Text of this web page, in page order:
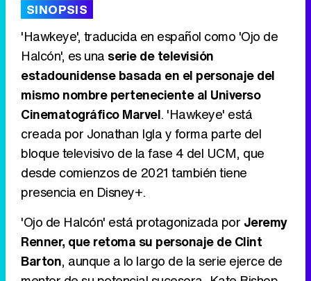
Tráiler de '33 días', la nueva serie de Atresplayer con Julián Villagrán y José Manuel Poga
SINOPSIS
'Hawkeye', traducida en español como 'Ojo de
Halcón', es una serie de televisión
estadounidense basada en el personaje del
mismo nombre perteneciente al Universo
Cinematográfico Marvel. 'Hawkeye' está
creada por Jonathan Igla y forma parte del
bloque televisivo de la fase 4 del UCM, que
desde comienzos de 2021 también tiene
presencia en Disney+.
'Ojo de Halcón' está protagonizada por Jeremy
Renner, que retoma su personaje de Clint
Barton, aunque a lo largo de la serie ejerce de